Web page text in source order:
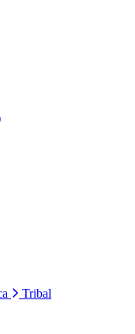
Tribal